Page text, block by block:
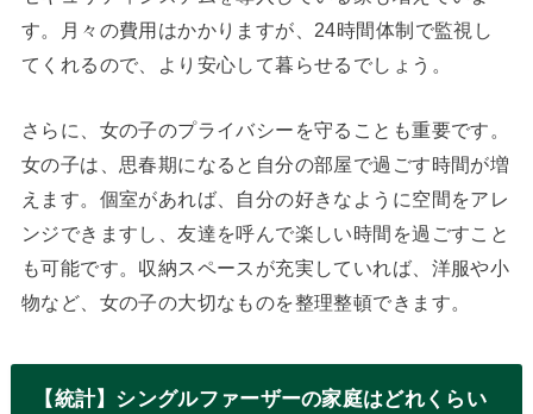
す。月々の費用はかかりますが、24時間体制で監視し
てくれるので、より安心して暮らせるでしょう。
さらに、女の子のプライバシーを守ることも重要です。
女の子は、思春期になると自分の部屋で過ごす時間が増
えます。個室があれば、自分の好きなように空間をアレ
ンジできますし、友達を呼んで楽しい時間を過ごすこと
も可能です。収納スペースが充実していれば、洋服や小
物など、女の子の大切なものを整理整頓できます。
【統計】シングルファーザーの家庭はどれくらい